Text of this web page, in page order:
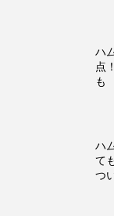
ハ
点
も
ハ
て
つ